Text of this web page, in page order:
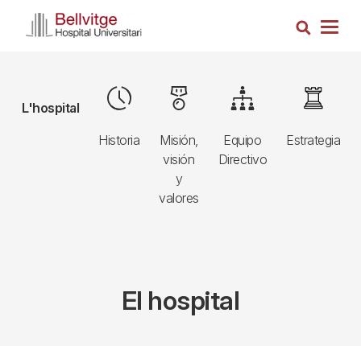
Busca
Navegació
principal
L'hospital
Historia
Image
Misión,
visión
y
valores
Image
Equipo
Directivo
Image
Estrategia
Image
El hospital